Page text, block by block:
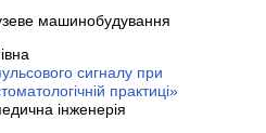
машинобудування
сигналу при
практиці»
інженерія